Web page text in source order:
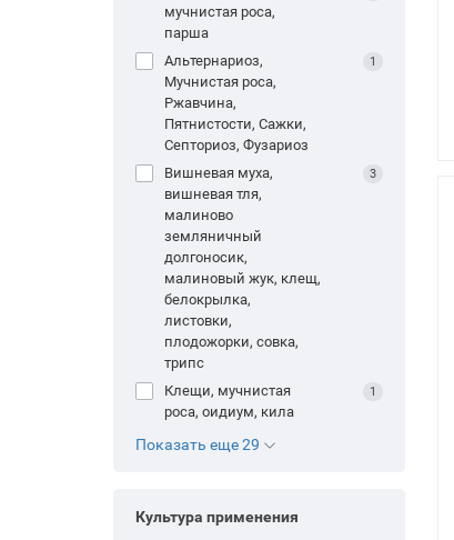
мучнистая роса,
парша
Альтернариоз,
Мучнистая роса,
Ржавчина,
Пятнистости, Сажки,
Септориоз, Фузариоз
1
вишневая муха,
вишневая тля,
малиново
земляничный
долгоносик,
малиновый жук, клещ,
белокрылка,
листовки,
плодожорки, совка,
трипс
3
клещи, мучнистая
роса, оидиум, кила
1
Показать еще 29
Культура применения